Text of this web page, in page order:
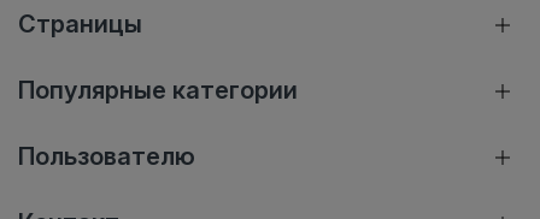
Страницы
Популярные категории
Пользователю